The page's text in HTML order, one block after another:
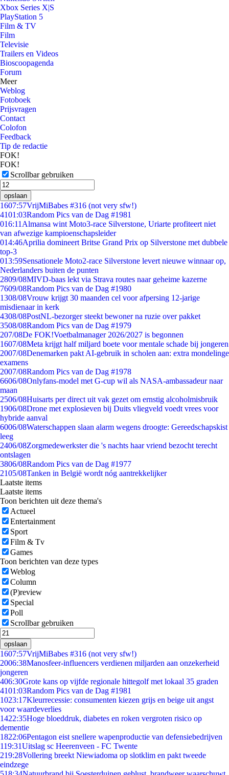
Xbox Series X|S
PlayStation 5
Film & TV
Film
Televisie
Trailers en Videos
Bioscoopagenda
Forum
Meer
Weblog
Fotoboek
Prijsvragen
Contact
Colofon
Feedback
Tip de redactie
FOK!
FOK!
Scrollbar gebruiken
opslaan
1607:57VrijMiBabes #316 (not very sfw!)
4101:03Random Pics van de Dag #1981
016:11 Almansa wint Moto3-race Silverstone, Uriarte profiteert niet
van afwezige kampioenschapsleider
014:46Aprilia domineert Britse Grand Prix op Silverstone met dubbele
top-3
013:59Sensationele Moto2-race Silverstone levert nieuwe winnaar op,
Nederlanders buiten de punten
2809/08MIVD-baas lekt via Strava routes naar geheime kazerne
7609/08Random Pics van de Dag #1980
1308/08Vrouw krijgt 30 maanden cel voor afpersing 12-jarige
misdienaar in kerk
4308/08PostNL-bezorger steekt bewoner na ruzie over pakket
3508/08Random Pics van de Dag #1979
207/08De FOK!Voetbalmanager 2026/2027 is begonnen
1607/08Meta krijgt half miljard boete voor mentale schade bij jongeren
2007/08Denemarken pakt AI-gebruik in scholen aan: extra mondelinge
examens
2007/08Random Pics van de Dag #1978
6606/08Onlyfans-model met G-cup wil als NASA-ambassadeur naar
maan
2506/08Huisarts per direct uit vak gezet om ernstig alcoholmisbruik
1906/08Drone met explosieven bij Duits vliegveld voedt vrees voor
hybride aanval
6006/08Waterschappen slaan alarm wegens droogte: Gereedschapskist
leeg
2406/08Zorgmedewerkster die 's nachts haar vriend bezocht terecht
ontslagen
3806/08Random Pics van de Dag #1977
2105/08Tanken in België wordt nóg aantrekkelijker
Laatste items
Laatste items
Toon berichten uit deze thema's
Actueel
Entertainment
Sport
Film & Tv
Games
Toon berichten van deze types
Weblog
Column
(P)review
Special
Poll
Scrollbar gebruiken
opslaan
1607:57VrijMiBabes #316 (not very sfw!)
2006:38Manosfeer-influencers verdienen miljarden aan onzekerheid
jongeren
406:30Grote kans op vijfde regionale hittegolf met lokaal 35 graden
4101:03Random Pics van de Dag #1981
1023:17Kleurrecessie: consumenten kiezen grijs en beige uit angst
voor waardeverlies
1422:35Hoge bloeddruk, diabetes en roken vergroten risico op
dementie
1822:06Pentagon eist snellere wapenproductie van defensiebedrijven
119:31Uitslag sc Heerenveen - FC Twente
219:28Vollering breekt Niewiadoma op slotklim en pakt tweede
eindzege